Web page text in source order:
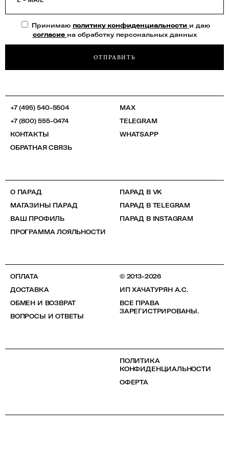
Принимаю политику конфиденциальности и даю
согласие на обработку персональных данных
ОТПРАВИТЬ
+7 (495) 540-5504
+7 (800) 555-0474
КОНТАКТЫ
ОБРАТНАЯ СВЯЗЬ
MAX
TELEGRAM
WHATSAPP
О ПАРАД
МАГАЗИНЫ ПАРАД
ВАШ ПРОФИЛЬ
ПРОГРАММА ЛОЯЛЬНОСТИ
ПАРАД В VK
ПАРАД В TELEGRAM
ПАРАД В INSTAGRAM
ОПЛАТА
ДОСТАВКА
ОБМЕН И ВОЗВРАТ
ВОПРОСЫ И ОТВЕТЫ
© 2013-2026
ИП ХАЧАТУРЯН А.С.
ВСЕ ПРАВА
ЗАРЕГИСТРИРОВАНЫ.
ПОЛИТИКА
КОНФИДЕНЦИАЛЬНОСТИ
ОФЕРТА